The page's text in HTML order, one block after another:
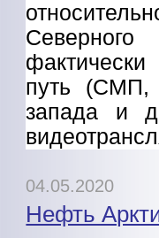
Северного
путь (СМП,
запада и
04.05.2020
Нефть